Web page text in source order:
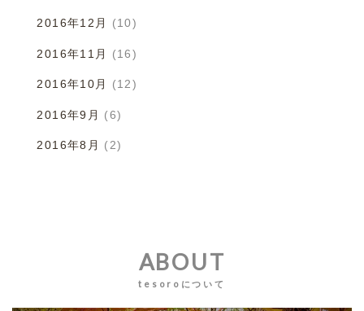
2016年12月 (10)
2016年11月 (16)
2016年10月 (12)
2016年9月 (6)
2016年8月 (2)
ABOUT
tesoroについて